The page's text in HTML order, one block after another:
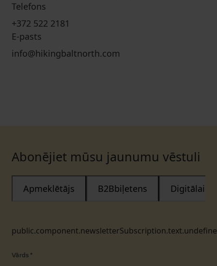
Telefons
+372 522 2181
E-pasts
info@hikingbaltnorth.com
Abonējiet mūsu jaunumu vēstuli
Apmeklētājs B2Bbiļetens Digitālais
Vārds *